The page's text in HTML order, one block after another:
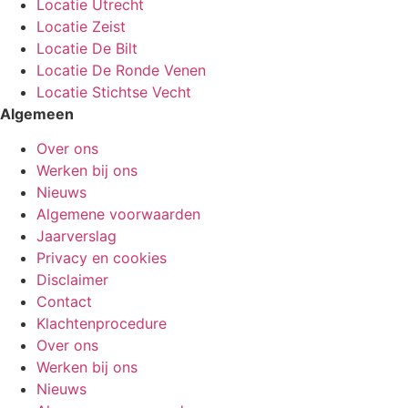
Locatie Utrecht
Locatie Zeist
Locatie De Bilt
Locatie De Ronde Venen
Locatie Stichtse Vecht
Algemeen
Over ons
Werken bij ons
Nieuws
Algemene voorwaarden
Jaarverslag
Privacy en cookies
Disclaimer
Contact
Klachtenprocedure
Over ons
Werken bij ons
Nieuws